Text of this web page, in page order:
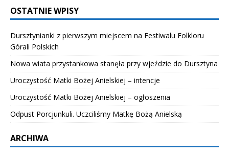
OSTATNIE WPISY
Dursztynianki z pierwszym miejscem na Festiwalu Folkloru
Górali Polskich
Nowa wiata przystankowa stanęła przy wjeździe do Dursztyna
Uroczystość Matki Bożej Anielskiej – intencje
Uroczystość Matki Bożej Anielskiej – ogłoszenia
Odpust Porcjunkuli. Uczciliśmy Matkę Bożą Anielską
ARCHIWA